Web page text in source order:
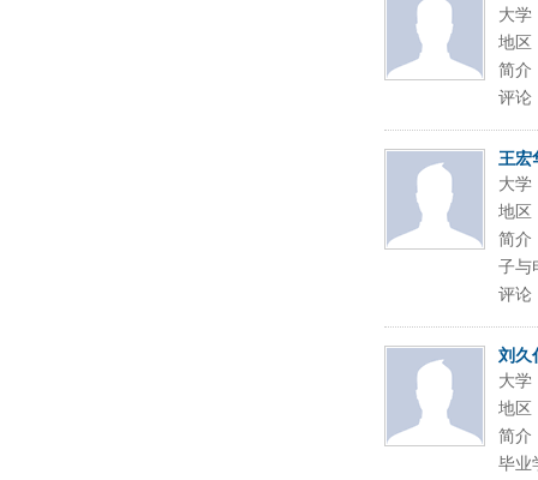
大学
地区
简介
评论
王宏
大学
地区
简介
子与
评论
刘久
大学
地区
简介
毕业